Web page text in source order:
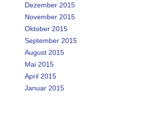
Dezember 2015
November 2015
Oktober 2015
September 2015
August 2015
Mai 2015
April 2015
Januar 2015